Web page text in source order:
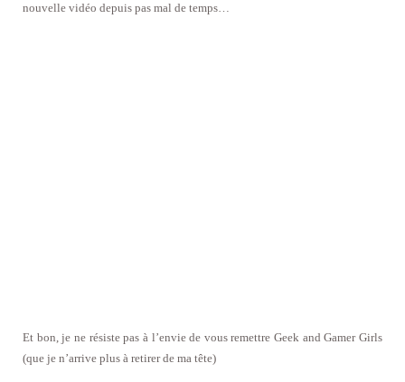
nouvelle vidéo depuis pas mal de temps…
Et bon, je ne résiste pas à l’envie de vous remettre Geek and Gamer Girls
(que je n’arrive plus à retirer de ma tête)